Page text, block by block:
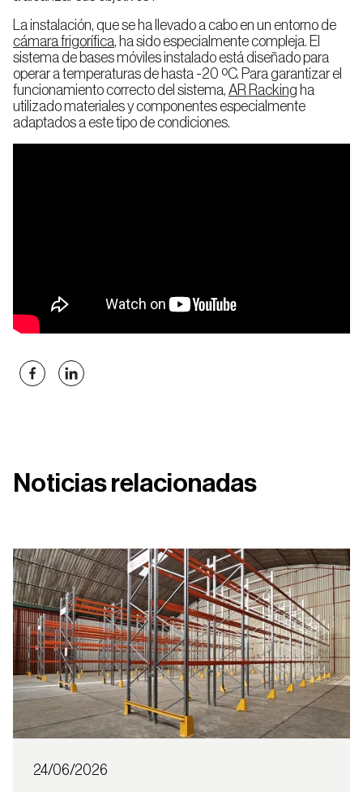
La instalación, que se ha llevado a cabo en un entorno de
cámara frigorífica, ha sido especialmente compleja. El
sistema de bases móviles instalado está diseñado para
operar a temperaturas de hasta -20 ºC. Para garantizar el
funcionamiento correcto del sistema, AR Racking ha
utilizado materiales y componentes especialmente
adaptados a este tipo de condiciones.
Noticias relacionadas
24/06/2026